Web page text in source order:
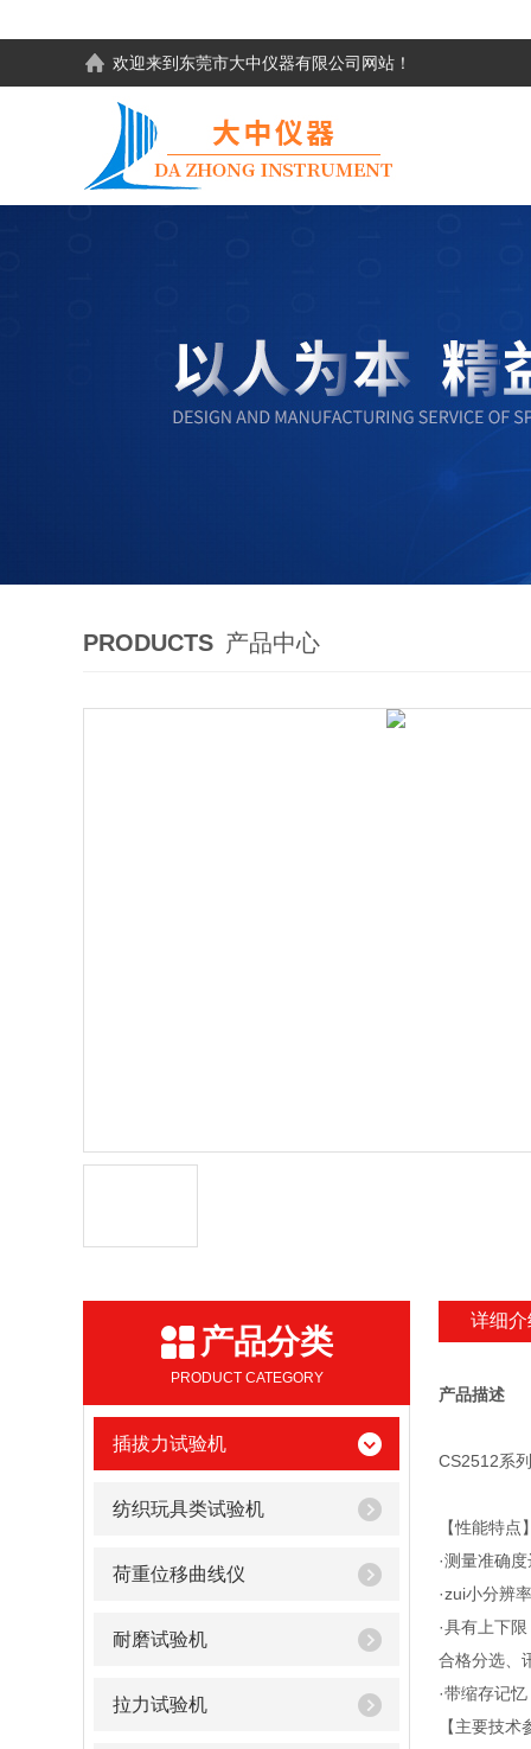
欢迎来到东莞市大中仪器有限公司网站！
PRODUCTS 产品中心
产品分类
PRODUCT CATEGORY
插拔力试验机
纺织玩具类试验机
荷重位移曲线仪
耐磨试验机
拉力试验机
详细介
产品描述
CS2512系
【性能特点
·测量准确
·zui小分辨
·具有上下
合格分选、
·带缩存记忆
【主要技术